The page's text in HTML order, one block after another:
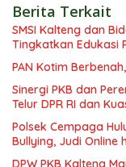
Berita Terkait
SMSI Kalteng dan
Tingkatkan Edukasi
PAN Kotim
Sinergi PKB dan
Telur DPR RI dan
Polsek Cempaga
Bullying, Judi Online
DPW PKB Kalteng